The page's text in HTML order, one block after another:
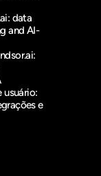
data
and AI-
usuário:
e